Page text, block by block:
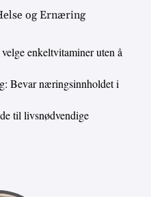
og Ernæring
enkeltvitaminer uten å
Bevar næringsinnholdet i
til livsnødvendige